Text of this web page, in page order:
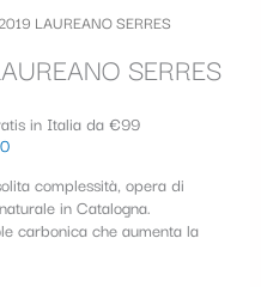
LAUREANO SERRES
SERRES
in Italia da €99
complessità, opera di
in Catalogna.
carbonica che aumenta la